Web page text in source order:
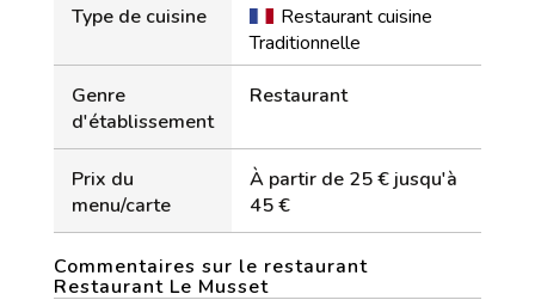
Type de cuisine
Restaurant cuisine
Traditionnelle
Genre
d'établissement
Restaurant
Prix du
menu/carte
À partir de 25 € jusqu'à
45 €
Commentaires sur le restaurant
Restaurant Le Musset